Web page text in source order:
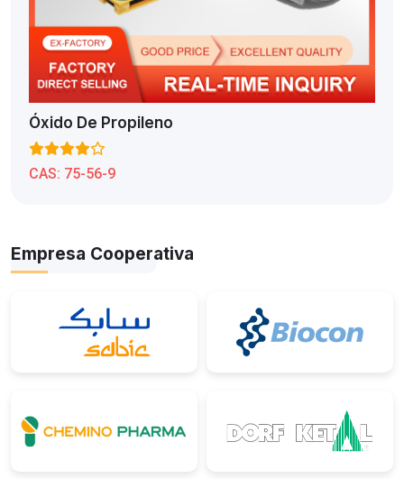
Óxido De Propileno
CAS: 75-56-9
Empresa Cooperativa